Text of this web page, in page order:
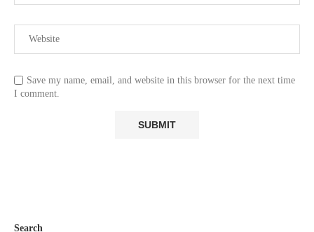
Save my name, email, and website in this browser for the next time
I comment.
Search